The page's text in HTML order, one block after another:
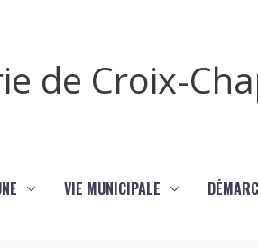
de Croix-
VIE MUNICIPALE